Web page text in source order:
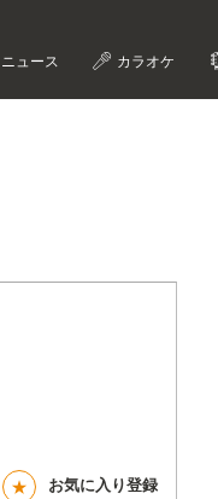
ニュース カラオケ
★ お気に入り登録